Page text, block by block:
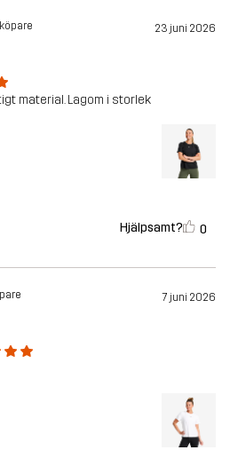
23 juni 2026
material. Lagom i storlek
Hjälpsamt? 0
7 juni 2026